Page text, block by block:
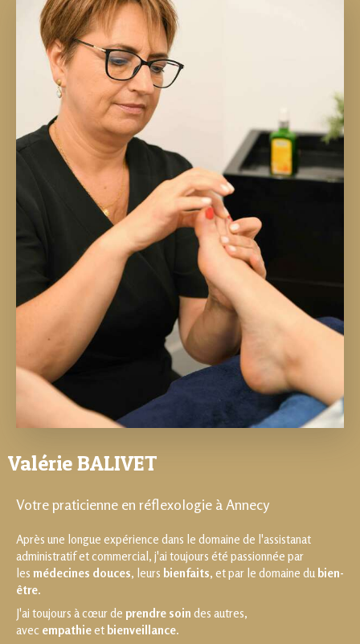
Valérie BALIVET
Votre praticienne en réflexologie à Annecy
Après une longue expérience dans le domaine de l'assistanat
administratif et commercial, j'ai toujours été passionnée par
les médecines douces, leurs bienfaits, et par le domaine du bien-
être.
J'ai toujours à cœur de prendre soin des autres,
avec empathieet bienveillance.